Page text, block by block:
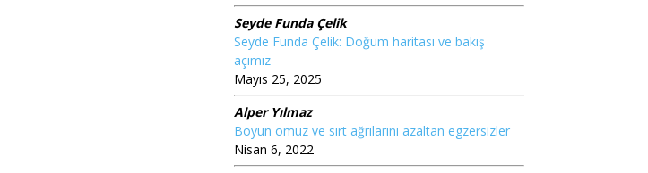
Seyde Funda Çelik
Seyde Funda Çelik: Doğum haritası ve bakış
açımız
Mayıs 25, 2025
Alper Yılmaz
Boyun omuz ve sırt ağrılarını azaltan egzersizler
Nisan 6, 2022